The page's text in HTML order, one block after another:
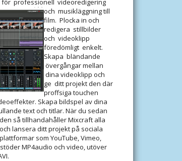
professionell videoredigering
och musikläggning till
film. Plocka in och
redigera stillbilder
och videoklipp
föredömligt enkelt.
Skapa bländande
övergångar mellan
dina videoklipp och
ge ditt projekt den där
proffsiga touchen
Skapa bildspel av dina
text och titlar. När du sedan
så tillhandahåller Mixcraft alla
lansera ditt projekt på sociala
som YouTube, Vimeo,
MP4audio och video, utöver